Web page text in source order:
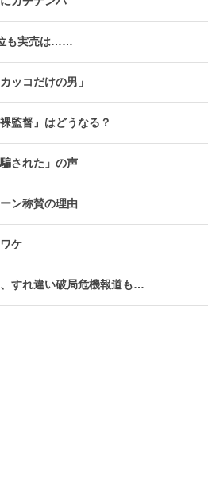
も実売は……
ッコだけの男」
監督』はどうなる？
された」の声
ン称賛の理由
ケ
すれ違い破局危機報道も…